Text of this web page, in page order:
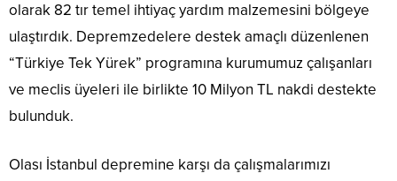
olarak 82 tır temel ihtiyaç yardım malzemesini bölgeye
ulaştırdık. Depremzedelere destek amaçlı düzenlenen
“Türkiye Tek Yürek” programına kurumumuz çalışanları
ve meclis üyeleri ile birlikte 10 Milyon TL nakdi destekte
bulunduk.
Olası İstanbul depremine karşı da çalışmalarımızı